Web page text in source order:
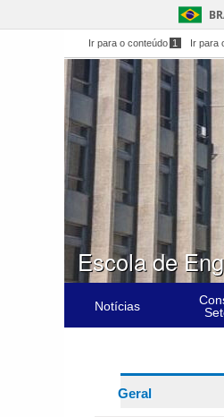
Ir para o conteúdo 1 Ir para
Escola de
Notícias
Geral